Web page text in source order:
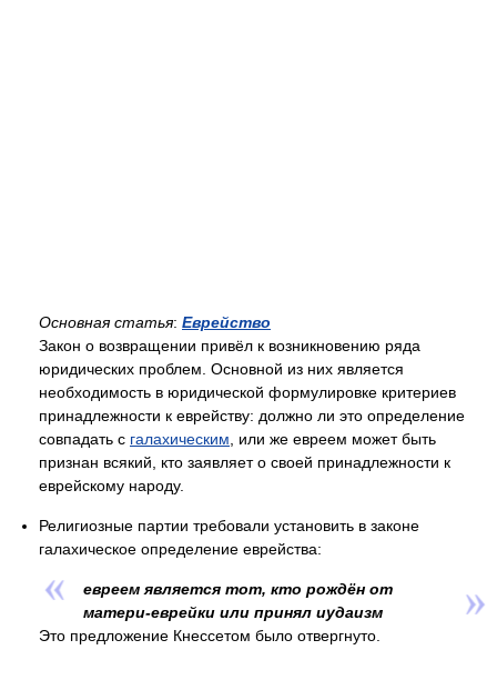
Основная статья: Еврейство
Закон о возвращении привёл к возникновению ряда
юридических проблем. Основной из них является
необходимость в юридической формулировке критериев
принадлежности к еврейству: должно ли это определение
совпадать с галахическим , или же евреем может быть
признан всякий, кто заявляет о своей принадлежности к
еврейскому народу.
Религиозные партии требовали установить в законе
галахическое определение еврейства:
евреем является тот, кто рождён от
матери-еврейки или принял иудаизм
Это предложение Кнессетом было отвергнуто.